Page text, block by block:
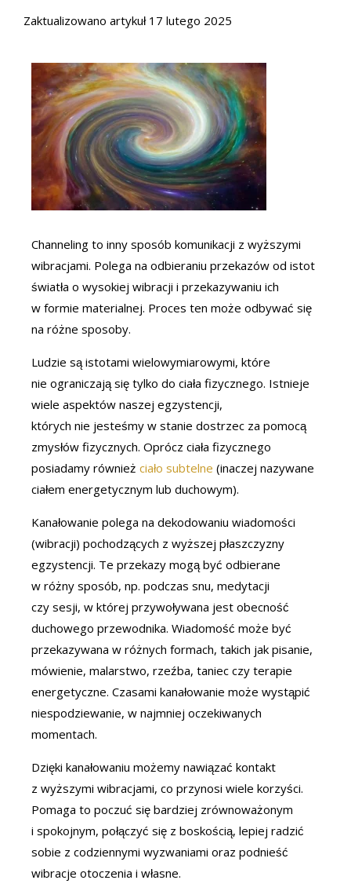
Zaktualizowano artykuł 17 lutego 2025
Channeling to inny sposób komunikacji z wyższymi
wibracjami. Polega na odbieraniu przekazów od istot
światła o wysokiej wibracji i przekazywaniu ich
w formie materialnej. Proces ten może odbywać się
na różne sposoby.
Ludzie są istotami wielowymiarowymi, które
nie ograniczają się tylko do ciała fizycznego. Istnieje
wiele aspektów naszej egzystencji,
których nie jesteśmy w stanie dostrzec za pomocą
zmysłów fizycznych. Oprócz ciała fizycznego
posiadamy również ciało subtelne (inaczej nazywane
ciałem energetycznym lub duchowym).
Kanałowanie polega na dekodowaniu wiadomości
(wibracji) pochodzących z wyższej płaszczyzny
egzystencji. Te przekazy mogą być odbierane
w różny sposób, np. podczas snu, medytacji
czy sesji, w której przywoływana jest obecność
duchowego przewodnika. Wiadomość może być
przekazywana w różnych formach, takich jak pisanie,
mówienie, malarstwo, rzeźba, taniec czy terapie
energetyczne. Czasami kanałowanie może wystąpić
niespodziewanie, w najmniej oczekiwanych
momentach.
Dzięki kanałowaniu możemy nawiązać kontakt
z wyższymi wibracjami, co przynosi wiele korzyści.
Pomaga to poczuć się bardziej zrównoważonym
i spokojnym, połączyć się z boskością, lepiej radzić
sobie z codziennymi wyzwaniami oraz podnieść
wibracje otoczenia i własne.